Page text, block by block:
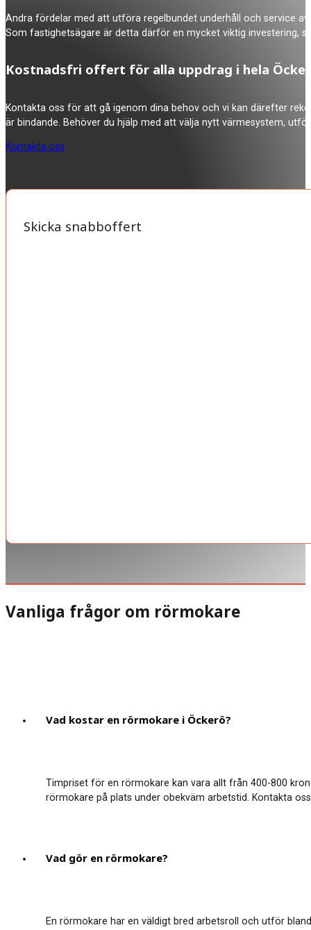
Andra fördelar med att utföra regelbundet underhåll och service
Som fastighetsägare är detta därför en mycket viktig investering,
Kostnadsfri offert för alla uppdrag i hela
Kontakta oss för att gå igenom dina behov och vi kan därefter
är bindande. Behöver du hjälp med att välja nytt värmesystem,
Kontakta oss
Skicka snabboffert
Vanliga frågor om rörmokare
Vad kostar en rörmokare i Öckerö?
Timpriset för en rörmokare kan vara allt från 400-800
rörmokare på plats under obekväm arbetstid. Kontakta
Vad gör en rörmokare?
En rörmokare har en väldigt bred arbetsroll och utför